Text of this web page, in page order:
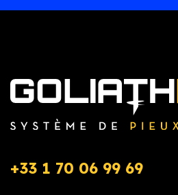
+33 1 70 06 99 69